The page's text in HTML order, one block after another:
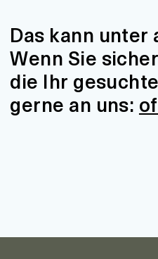
Das kann
Wenn Sie
die Ihr
gerne an uns: